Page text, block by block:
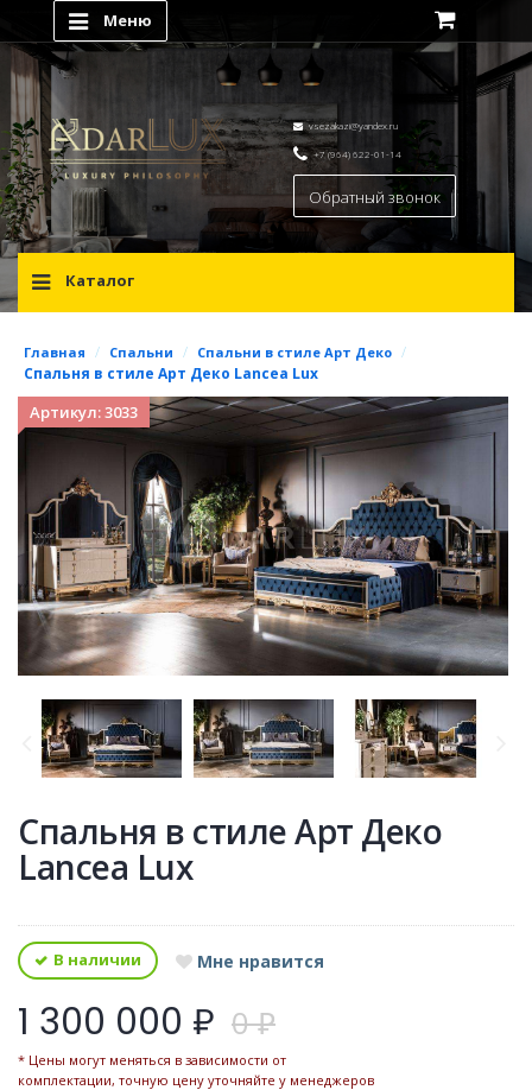
Меню
vsezakazi@yandex.ru
+7 (964) 622-01-14
Обратный звонок
Каталог
Главная / Спальни / Спальни в стиле Арт Деко /
Спальня в стиле Арт Деко Lancea Lux
Артикул: 3033
Спальня в стиле Арт Деко
Lancea Lux
В наличии Мне нравится
1 300 000 ₽ 0 ₽
* Цены могут меняться в зависимости от
комплектации, точную цену уточняйте у менеджеров